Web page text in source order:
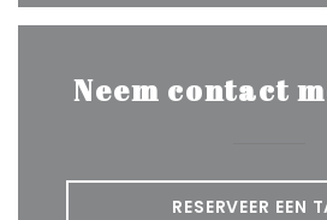
Neem contact
RESERVEER EEN